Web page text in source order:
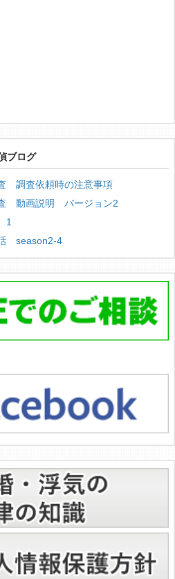
ブログ
調査依頼時の注意事項
動画説明 バージョン2
1
season2-4